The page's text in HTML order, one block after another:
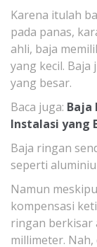
Karena itulah
pada panas,
ahli, baja
yang kecil. Baja
yang besar.
Baca juga: Baja
Instalasi yang
Baja ringan
seperti
Namun
kompensasi
ringan berkisar
millimeter.